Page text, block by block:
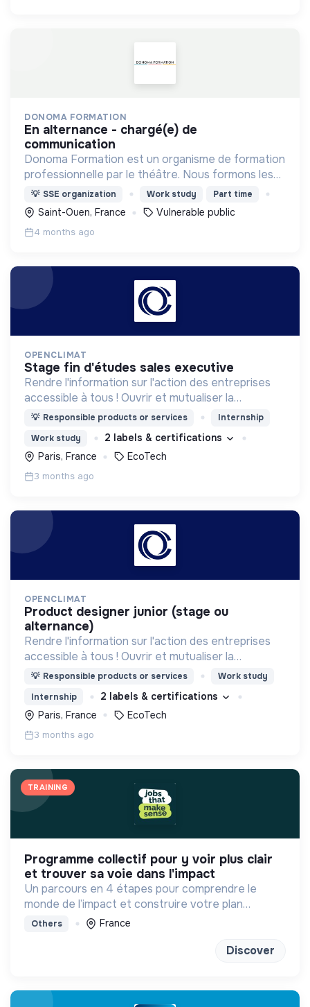
DONOMA FORMATION
en alternance - chargé(e) de
communication
Donoma Formation est un organisme de formation
professionnelle par le théâtre. Nous formons les
professionnels qui accompagnent les publics
vulnérables (gérontologie, handicap et grande
précarité).
💡 SSE organization Work study Part time
Saint-Ouen, France Vulnerable public
4 months ago
OPENCLIMAT
stage fin d'études sales executive
Rendre l'information sur l'action des entreprises
accessible à tous ! Ouvrir et mutualiser la
connaissance climatique, pour réussir tous
💡 Responsible products or services
Internship
Work study
2 labels & certifications
Paris, France
EcoTech
3 months ago
OPENCLIMAT
product designer junior (stage ou
alternance)
Rendre l'information sur l'action des entreprises
accessible à tous ! Ouvrir et mutualiser la
connaissance climatique, pour réussir tous
💡 Responsible products or services
Work study
Internship
2 labels & certifications
Paris, France
EcoTech
3 months ago
TRAINING
programme collectif pour y voir plus clair
et trouver sa voie dans l'impact
Un parcours en 4 étapes pour comprendre le
monde de l’impact et construire votre plan
d'actions à votre rythme avec les bons outils et la
bonne méthode !
Others France
Discover